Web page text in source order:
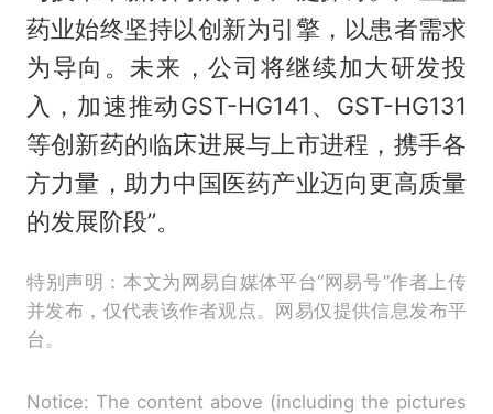
药业始终坚持以创新为引擎，以患者需求
为导向。未来，公司将继续加大研发投
入，加速推动GST-HG141、GST-HG131
等创新药的临床进展与上市进程，携手各
方力量，助力中国医药产业迈向更高质量
的发展阶段”。
特别声明：本文为网易自媒体平台“网易号”作者上传
并发布，仅代表该作者观点。网易仅提供信息发布平
台。
Notice: The content above (including the pictures